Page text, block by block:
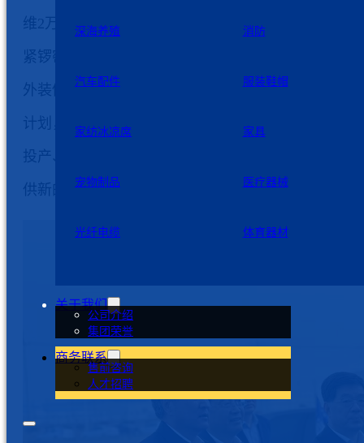
深海养殖 消防
汽车配件 服装鞋帽
家纺冰凉席 家具
宠物制品 医疗器械
光纤电缆 体育器材
关于我们
公司介绍
集团荣誉
商务联系
售前咨询
人才招聘
维2万吨。该项目于2022年7月开工建设，当前项目正
紧锣密鼓地施工建设，部分主厂房土建已封顶，正在
外装修，辅助用房及相关配套建设中。公司正按照既
计划，稳步有序推进项目的施工建设，力争早完工、
投产、早创收，为公司效益增收和如东地方经济发展
供新的助力。